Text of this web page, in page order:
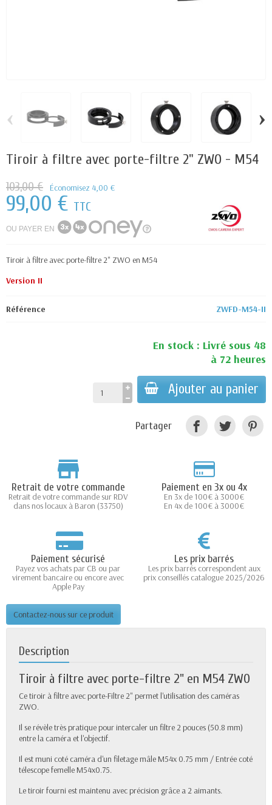
‹ ›
Tiroir à filtre avec porte-filtre 2" ZWO - M54
103,00 € Économisez 4,00 €
99,00 € TTC
OU PAYER EN
Tiroir à filtre avec porte-filtre 2" ZWO en M54
Version II
Référence ZWFD-M54-II
En stock : Livré sous 48
à 72 heures
Ajouter au panier
Partager
Retrait de votre commande
Retrait de votre commande sur RDV
dans nos locaux à Baron (33750)
Paiement en 3x ou 4x
En 3x de 100€ à 3000€
En 4x de 100€ à 3000€
Paiement sécurisé
Payez vos achats par CB ou par
virement bancaire ou encore avec
Apple Pay
Les prix barrés
Les prix barrés correspondent aux
prix conseillés catalogue 2025/2026
Contactez-nous sur ce produit
Description
Tiroir à filtre avec porte-filtre 2" en M54 ZWO
Ce tiroir à filtre avec porte-Filtre 2" permet l'utilisation des caméras
ZWO.
Il se révèle très pratique pour intercaler un filtre 2 pouces (50.8 mm)
entre la caméra et l'objectif.
Il est muni coté caméra d'un filetage mâle M54x 0.75 mm / Entrée coté
télescope femelle M54x0.75.
Le tiroir fourni est maintenu avec précision grâce a 2 aimants.